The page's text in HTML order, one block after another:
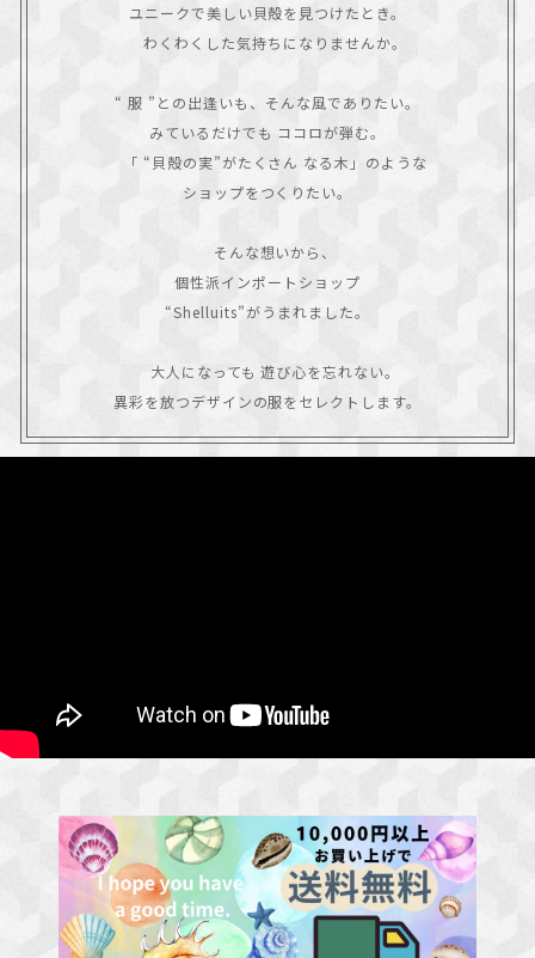
ユニークで美しい貝殻を見つけたとき。
わくわくした気持ちになりませんか。
“ 服 ”との出逢いも、そんな風でありたい。
みているだけでも ココロが弾む。
「 “貝殻の実”がたくさん なる木」のような
ショップをつくりたい。
そんな想いから、
個性派インポートショップ
“Shelluits”がうまれました。
大人になっても 遊び心を忘れない。
異彩を放つデザインの服をセレクトします。